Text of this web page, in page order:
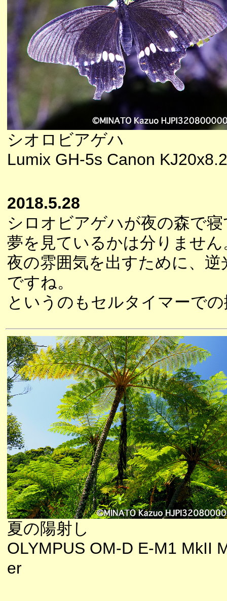
シオロビアゲハ
Lumix GH-5s Canon
2018.5.28
シロオビアゲハが夜の森で
夢を見ているかは分りません
夜の雰囲気を出すために、
ですね。
というのもセルタイマーで
夏の陽射し
OLYMPUS OM-D E-M1 MkII
er